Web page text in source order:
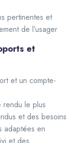
pertinentes et
de l’usager
et
et un compte-
le plus
et des besoins
adaptées en
et des